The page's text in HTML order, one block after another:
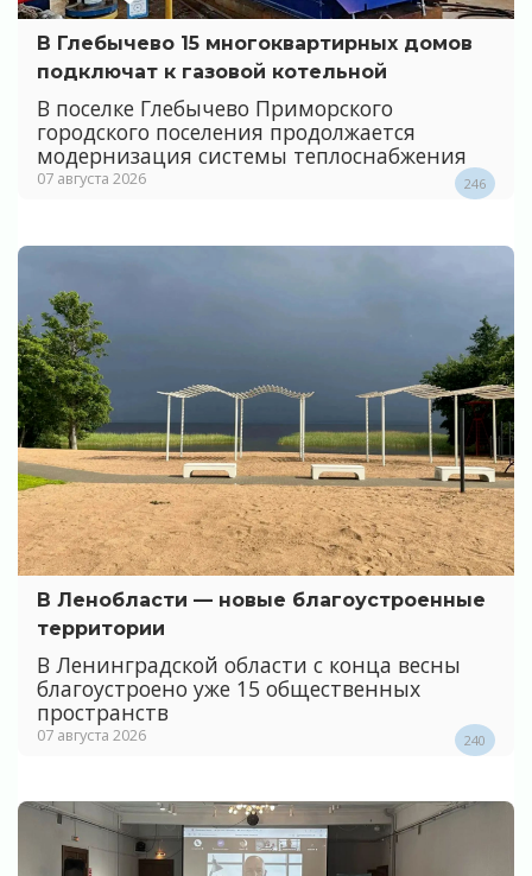
В Глебычево 15 многоквартирных домов
подключат к газовой котельной
В поселке Глебычево Приморского
городского поселения продолжается
модернизация системы теплоснабжения
07 августа 2026 246
В Ленобласти — новые благоустроенные
территории
В Ленинградской области с конца весны
благоустроено уже 15 общественных
пространств
07 августа 2026 240